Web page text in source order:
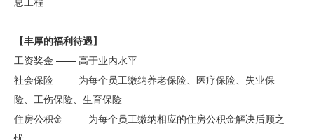
【丰厚的福利待遇】
工资奖金 —— 高于业内水平
社会保险 —— 为每个员工缴纳养老保险、医疗保险、失业保
险、工伤保险、生育保险
住房公积金 —— 为每个员工缴纳相应的住房公积金解决后顾之